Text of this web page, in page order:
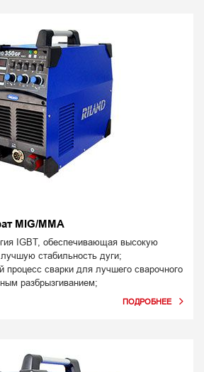
MIG/MMA
IGBT, обеспечивающая высокую
стабильность дуги;
процесс сварки для лучшего сварочного
разбрызгиванием;